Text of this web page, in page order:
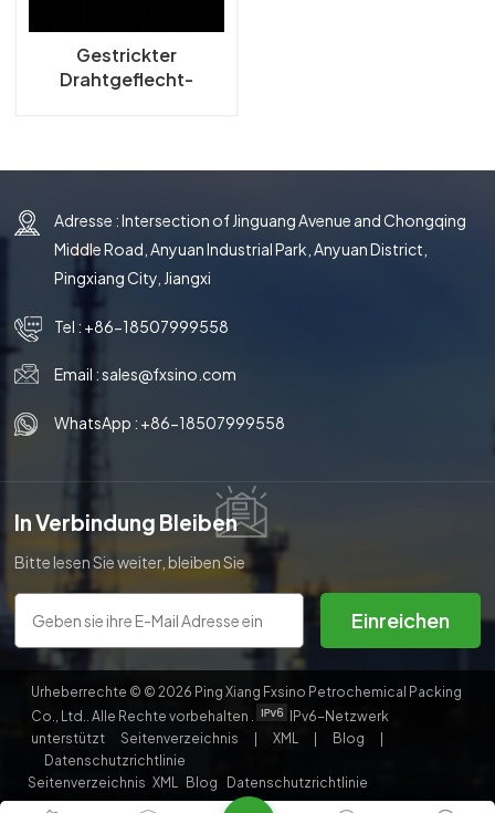
Gestrickter
Drahtgeflecht-
Adresse : Intersection of Jinguang Avenue and Chongqing
Middle Road, Anyuan Industrial Park, Anyuan District,
Pingxiang City, Jiangxi
Tel : +86-18507999558
Email :sales@fxsino.com
WhatsApp : +86-18507999558
In Verbindung Bleiben
Bitte lesen Sie weiter, bleiben Sie
auf dem Laufenden, abonnieren
Sie uns und wir heißen Sie
herzlich willkommen, uns Ihre
Meinung mitzuteilen.
Einreichen
Urheberrechte © © 2026 Ping Xiang Fxsino Petrochemical Packing
Co., Ltd.. Alle Rechte vorbehalten .
IPv6-Netzwerk
unterstützt
Seitenverzeichnis XML Blog
Datenschutzrichtlinie
Seitenverzeichnis XML Blog Datenschutzrichtlinie